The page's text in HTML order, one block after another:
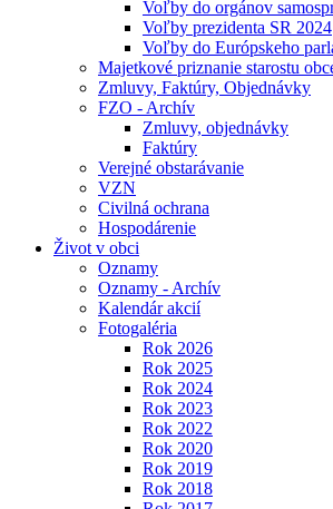
Voľby do orgánov
Voľby prezidenta SR 2024
Voľby do Európskeho
Majetkové priznanie starostu
Zmluvy, Faktúry, Objednávky
FZO - Archív
Zmluvy, objednávky
Faktúry
Verejné obstarávanie
VZN
Civilná ochrana
Hospodárenie
Život v obci
Oznamy
Oznamy - Archív
Kalendár akcií
Fotogaléria
Rok 2026
Rok 2025
Rok 2024
Rok 2023
Rok 2022
Rok 2020
Rok 2019
Rok 2018